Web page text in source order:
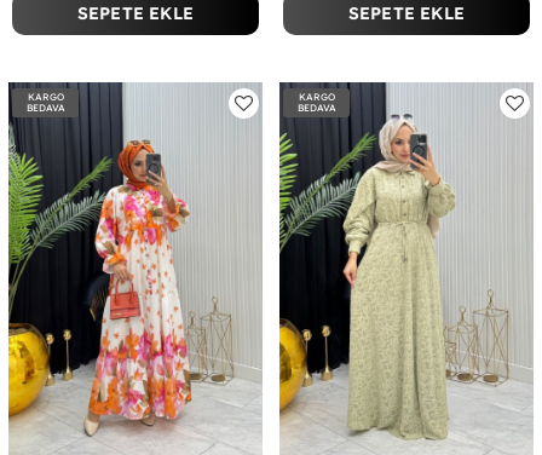
SEPETE EKLE SEPETE EKLE
KARGO
BEDAVA
KARGO
BEDAVA